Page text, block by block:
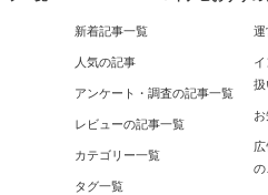
新着記事一覧
人気の記事
アンケート・調査の記事一覧
レビューの記事一覧
カテゴリー一覧
タグ一覧
運
扱
の